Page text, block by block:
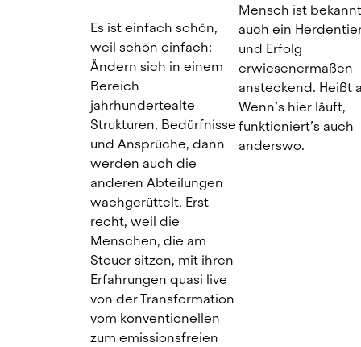
Es ist einfach schön,
weil schön einfach:
Ändern sich in einem
Bereich
jahrhundertealte
Strukturen, Bedürfnisse
und Ansprüche, dann
werden auch die
anderen Abteilungen
wachgerüttelt. Erst
recht, weil die
Menschen, die am
Steuer sitzen, mit ihren
Erfahrungen quasi live
von der Transformation
vom konventionellen
zum emissionsfreien
Mensch ist
auch ein
und Erfolg
erwiesenermaßen
ansteckend. Heißt
Wenn’s hier läuft,
funktioniert’s auch
anderswo.